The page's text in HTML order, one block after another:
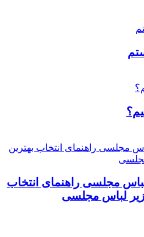
مجلسی راهنمای انتخاب
زیر لباس مجلسی